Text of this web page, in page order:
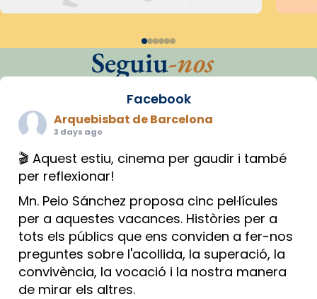
Seguiu-nos
Facebook
Arquebisbat de Barcelona
3 days ago
🎬 Aquest estiu, cinema per gaudir i també
per reflexionar!
Mn. Peio Sánchez proposa cinc pel·lícules
per a aquestes vacances. Històries per a
tots els públics que ens conviden a fer-nos
preguntes sobre l'acollida, la superació, la
convivència, la vocació i la nostra manera
de mirar els altres.